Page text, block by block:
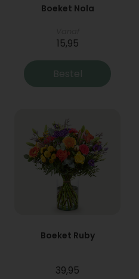
Boeket Nola
15,95
Bestel
Boeket Ruby
39,95